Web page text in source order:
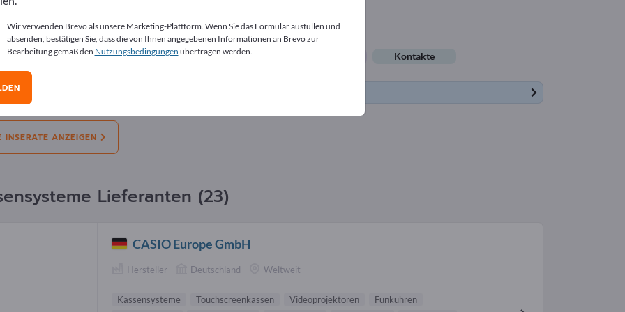
Angebote Bedarfe Gebrauchtes Kontakte
INSERATE ANZEIGEN
Lieferanten (23)
CASIO Europe GmbH
Hersteller Deutschland Weltweit
Kassensysteme Touchscreenkassen Videoprojektoren
Funkuhren
Wir verwenden Brevo als unsere Marketing-Plattform. Wenn Sie das Formular ausfüllen und
absenden, bestätigen Sie, dass die von Ihnen angegebenen Informationen an Brevo zur
Bearbeitung gemäß den Nutzungsbedingungen übertragen werden.